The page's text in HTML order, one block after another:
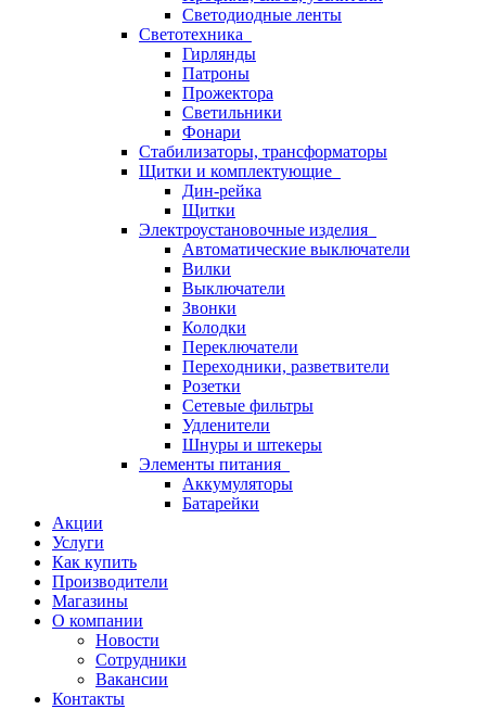
Светодиодные ленты
Светотехника
Гирлянды
Патроны
Прожектора
Светильники
Фонари
Стабилизаторы, трансформаторы
Щитки и комплектующие
Дин-рейка
Щитки
Электроустановочные изделия
Автоматические выключатели
Вилки
Выключатели
Звонки
Колодки
Переключатели
Переходники, разветвители
Розетки
Сетевые фильтры
Удленители
Шнуры и штекеры
Элементы питания
Аккумуляторы
Батарейки
Акции
Услуги
Как купить
Производители
Магазины
О компании
Новости
Сотрудники
Вакансии
Контакты